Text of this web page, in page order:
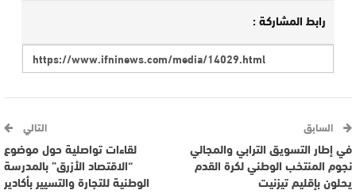
رابط المشاركة :
السابق
في إطار التسويق الترابي والمجالي
نجوم المنتخب الوطني لكرة القدم
يحلون بإقليم تيزنيت
التالي
لقاءات تواصلية حول موضوع
“الاقتصاد الأزرق” بالمدرسة
الوطنية للتجارة والتسيير بأكادير